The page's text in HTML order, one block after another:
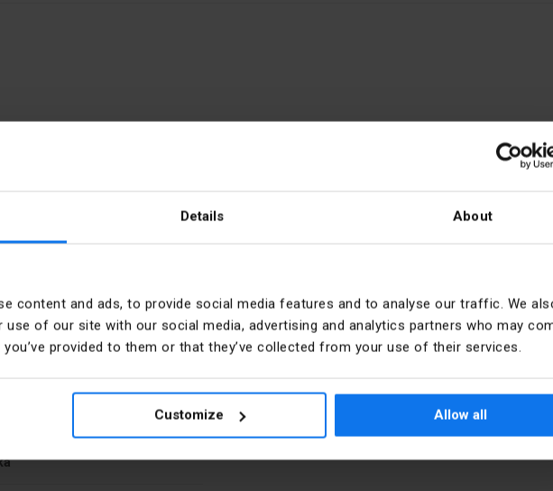
Details About
content and ads, to provide social media features and to analyse our traffic. We
of our site with our social media, advertising and analytics partners who may
provided to them or that they’ve collected from your use of their services.
Customize Allow all
Liczba pozycji sterowniczych 1
Możliwość podświetlenia SÌ
Z nadrukiem No